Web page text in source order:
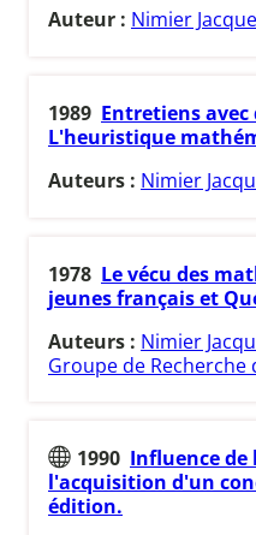
Auteur : Nimier
1989 Entretiens
L'heuristique
Auteurs : Nimier
1978 Le vécu des
jeunes français et
Auteurs : Nimier
Groupe de Recherche
1990 Influence
l'acquisition d'un
édition.